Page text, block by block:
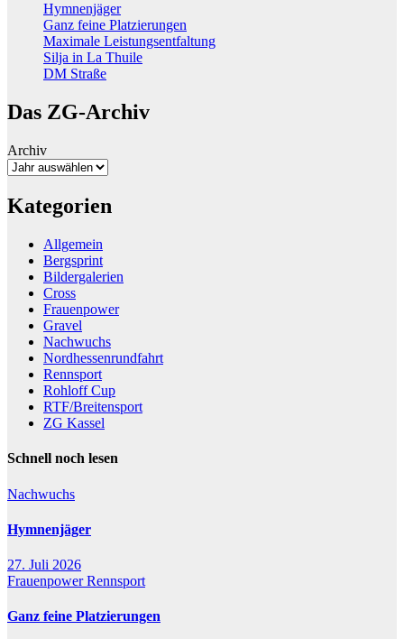
Hymnenjäger
Ganz feine Platzierungen
Maximale Leistungsentfaltung
Silja in La Thuile
DM Straße
Das ZG-Archiv
Archiv
Kategorien
Allgemein
Bergsprint
Bildergalerien
Cross
Frauenpower
Gravel
Nachwuchs
Nordhessenrundfahrt
Rennsport
Rohloff Cup
RTF/Breitensport
ZG Kassel
Schnell noch lesen
Nachwuchs
Hymnenjäger
27. Juli 2026
FrauenpowerRennsport
Ganz feine Platzierungen